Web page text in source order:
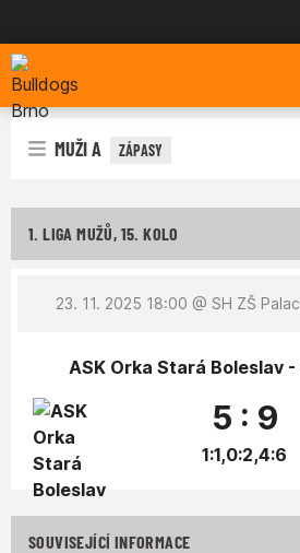
Bulldogs Brno
MUŽI A ZÁPASY
1. LIGA MUŽŮ, 15. KOLO
23. 11. 2025 18:00 @ SH ZŠ
ASK Orka Stará Boleslav
5 : 9
1:1,0:2,4:6
SOUVISEJÍCÍ INFORMACE